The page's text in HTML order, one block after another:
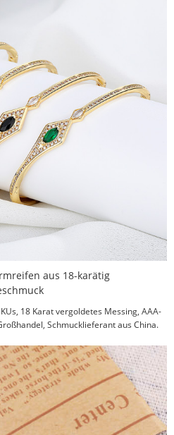
aus 18-karätig
18 Karat vergoldetes Messing, AAA-
Schmucklieferant aus China.